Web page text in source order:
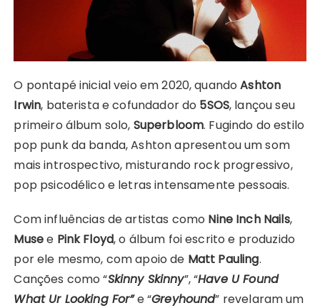
O pontapé inicial veio em 2020, quandoAshton
Irwin, baterista e cofundador do 5SOS, lançou seu
primeiro álbum solo, Superbloom. Fugindo do estilo
pop punk da banda, Ashton apresentou um som
mais introspectivo, misturando rock progressivo,
pop psicodélico e letras intensamente pessoais.
Com influências de artistas como Nine Inch Nails,
Musee Pink Floyd, o álbum foi escrito e produzido
por ele mesmo, com apoio de Matt Pauling.
Canções como “Skinny Skinny”, “Have U Found
What Ur Looking For”e “Greyhound” revelaram um